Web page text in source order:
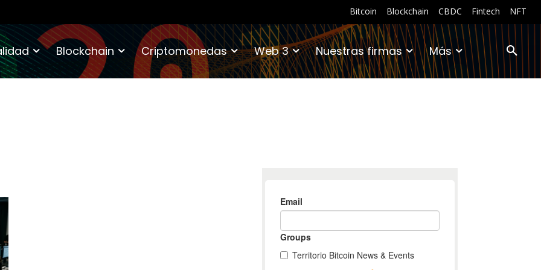
Bitcoin Blockchain CBDC Fintech NFT
Blockchain Criptomonedas Web 3 Nuestras firmas Más